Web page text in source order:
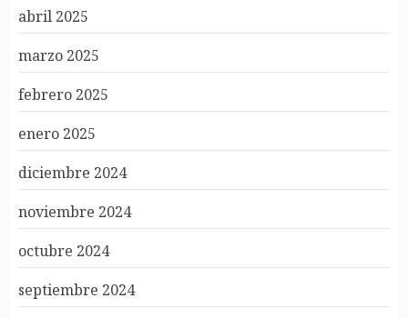
abril 2025
marzo 2025
febrero 2025
enero 2025
diciembre 2024
noviembre 2024
octubre 2024
septiembre 2024